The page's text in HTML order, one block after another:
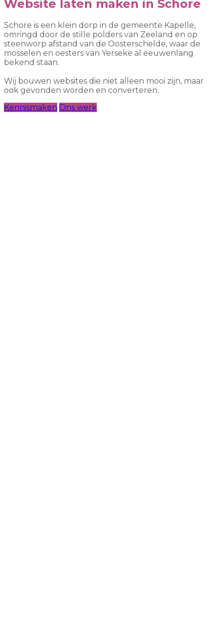
Website laten maken in Schore
Schore is een klein dorp in de gemeente Kapelle,
omringd door de stille polders van Zeeland en op
steenworp afstand van de Oosterschelde, waar de
mosselen en oesters van Yerseke al eeuwenlang
bekend staan.
Wij bouwen websites die niet alleen mooi zijn, maar
ook gevonden worden en converteren.
Kennismaken Ons werk